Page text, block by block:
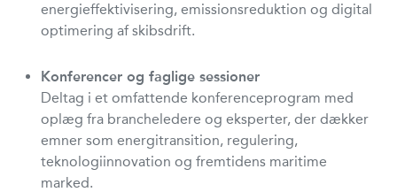
energieffektivisering, emissionsreduktion og digital
optimering af skibsdrift.
Konferencer og faglige sessioner
Deltag i et omfattende konferenceprogram med
oplæg fra brancheledere og eksperter, der dækker
emner som energitransition, regulering,
teknologiinnovation og fremtidens maritime
marked.